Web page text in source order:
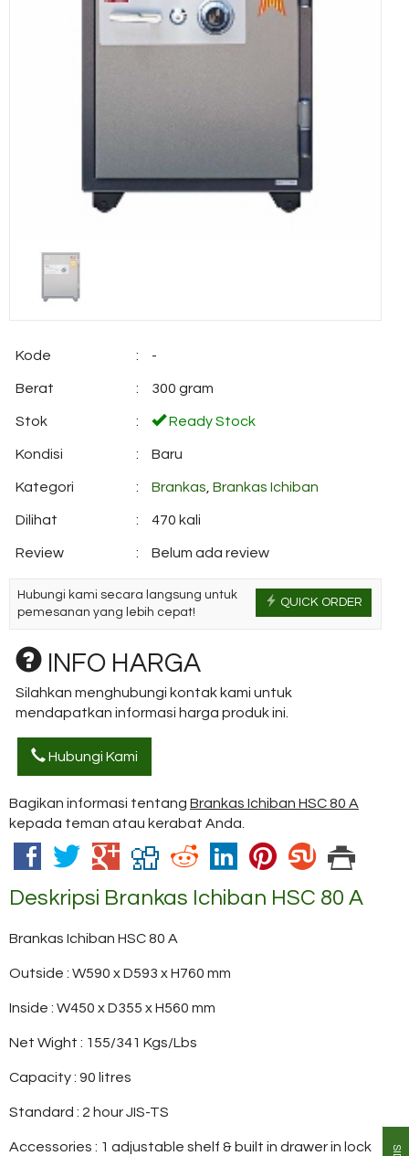
Kode : -
Berat : 300 gram
Stok : Ready Stock
Kondisi : Baru
Kategori : Brankas Brankas Ichiban
Dilihat : 470 kali
Review : Belum ada review
QUICK ORDER
Hubungi kami secara langsung untuk
pemesanan yang lebih cepat!
INFO HARGA
Silahkan menghubungi kontak kami untuk
mendapatkan informasi harga produk ini.
Hubungi Kami
Bagikan informasi tentang Brankas Ichiban HSC 80 A
kepada teman atau kerabat Anda.
Deskripsi Brankas Ichiban HSC 80 A
Brankas Ichiban HSC 80 A
Outside : W590 x D593 x H760 mm
Inside : W450 x D355 x H560 mm
Net Wight : 155/341 Kgs/Lbs
Capacity : 90 litres
Standard : 2 hour JIS-TS
Accessories : 1 adjustable shelf & built in drawer in lock